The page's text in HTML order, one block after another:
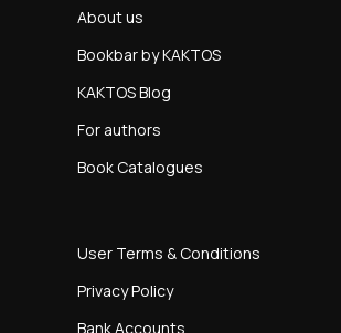
About us
Bookbar by KAKTOS
KAKTOS Blog
For authors
Book Catalogues
User Terms & Conditions
Privacy Policy
Bank Accounts